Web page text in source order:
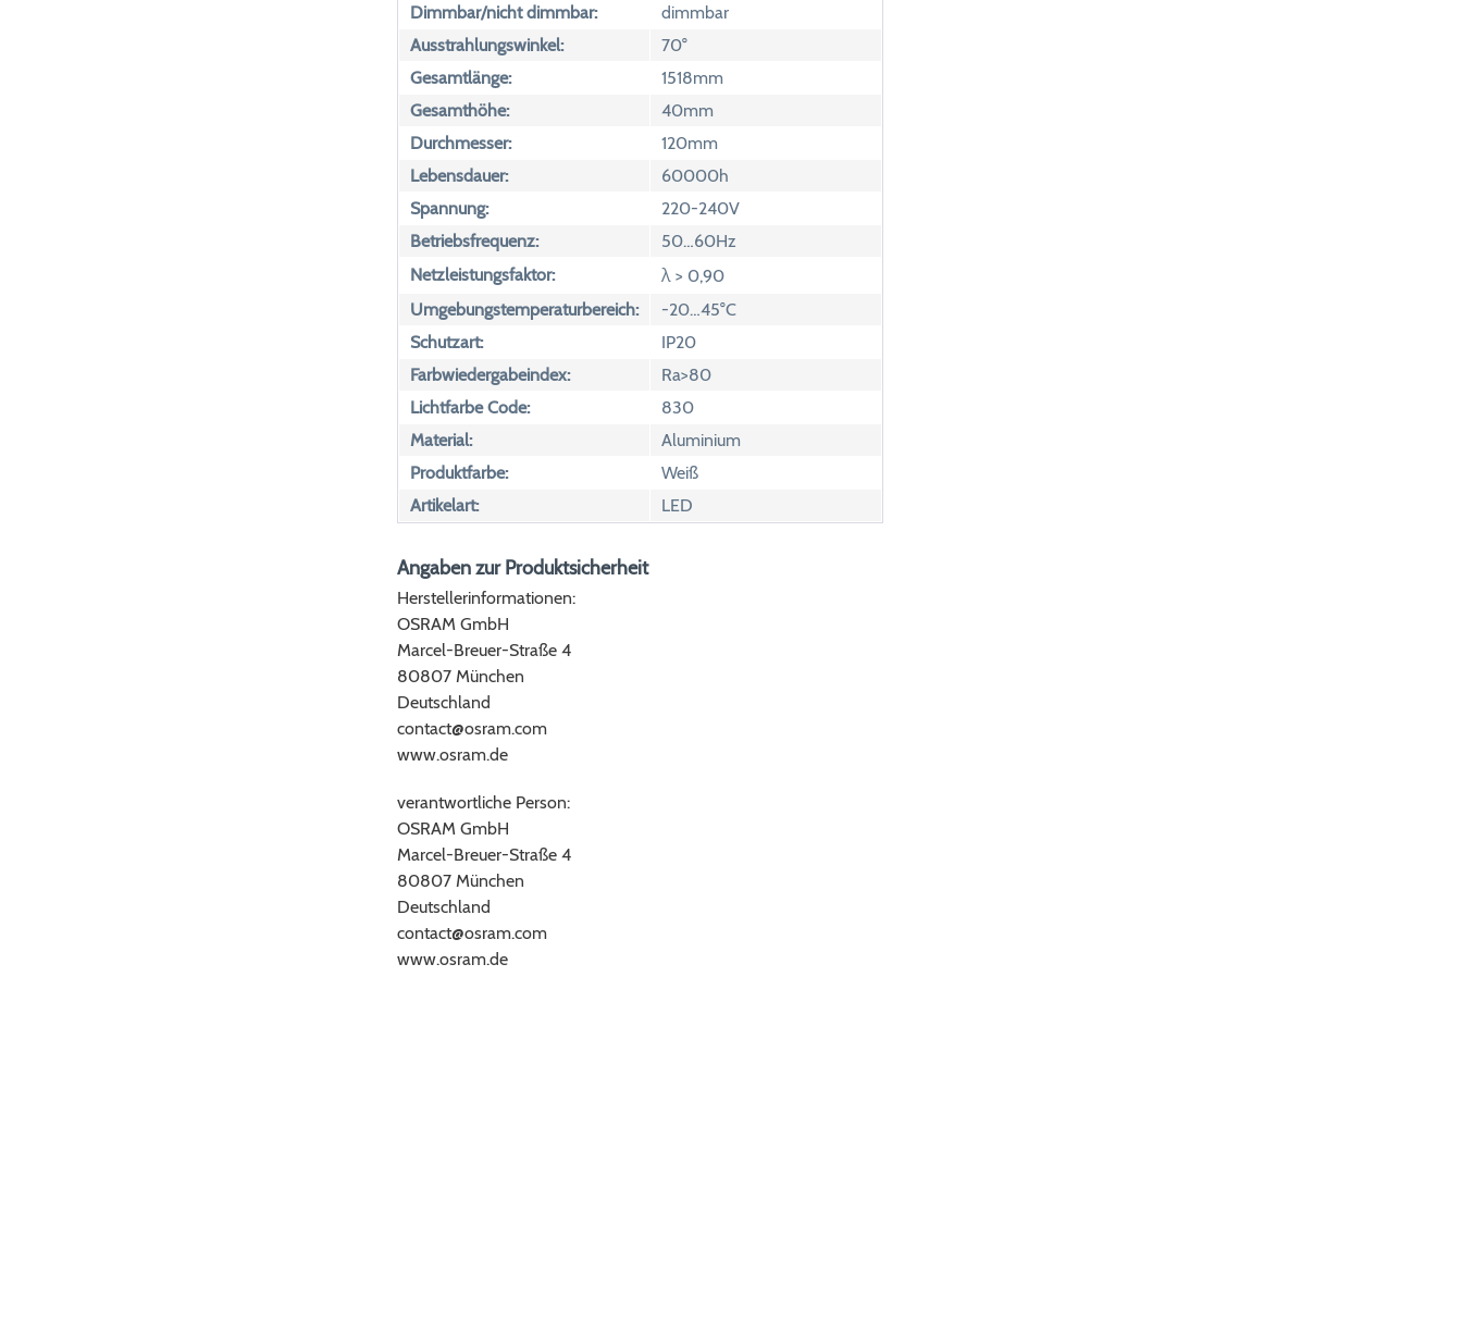
Dimmbar/nicht dimmbar:
dimmbar
Ausstrahlungswinkel:
70°
Gesamtlänge:
1518mm
Gesamthöhe:
40mm
Durchmesser:
120mm
Lebensdauer:
60000h
Spannung:
220-240V
Betriebsfrequenz:
50…60Hz
Netzleistungsfaktor:
λ > 0,90
Umgebungstemperaturbereich:
-20…45°C
Schutzart:
IP20
Farbwiedergabeindex:
Ra>80
Lichtfarbe Code:
830
Material:
Aluminium
Produktfarbe:
Weiß
Artikelart:
LED
Angaben zur Produktsicherheit
Herstellerinformationen:
OSRAM GmbH
Marcel-Breuer-Straße 4
80807 München
Deutschland
contact@osram.com
www.osram.de
verantwortliche Person:
OSRAM GmbH
Marcel-Breuer-Straße 4
80807 München
Deutschland
contact@osram.com
www.osram.de